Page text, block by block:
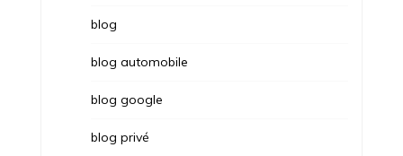
blog
blog automobile
blog google
blog privé